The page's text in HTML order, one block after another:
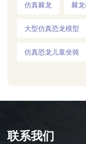
仿真棘龙 棘
大型仿真恐龙模型
仿真恐龙儿童坐骑
联系我们